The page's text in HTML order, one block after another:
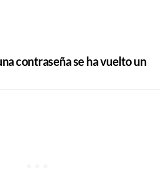
contraseña se ha vuelto un